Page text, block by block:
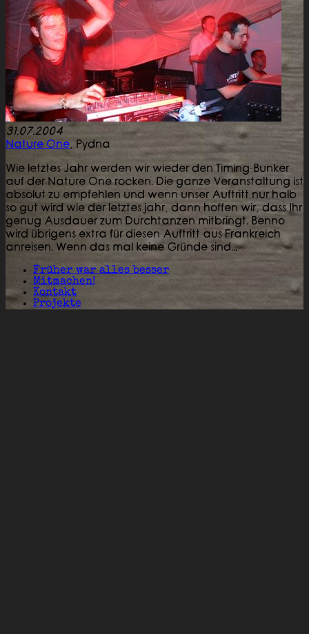
31.07.2004
Nature One, Pydna
Wie letztes Jahr werden wir wieder den Timing-Bunker
auf der Nature One rocken. Die ganze Veranstaltung ist
absolut zu empfehlen und wenn unser Auftritt nur halb
so gut wird wie der letztes jahr, dann hoffen wir, dass Ihr
genug Ausdauer zum Durchtanzen mitbringt. Benno
wird übrigens extra für diesen Auftritt aus Frankreich
anreisen. Wenn das mal keine Gründe sind...
Früher war alles besser
Mitmachen!
Kontakt
Projekte